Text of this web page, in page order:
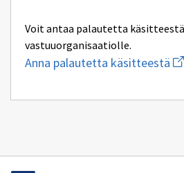
Voit antaa palautetta
vastuuorganisaatiolle.
Anna palautetta käsitteestä